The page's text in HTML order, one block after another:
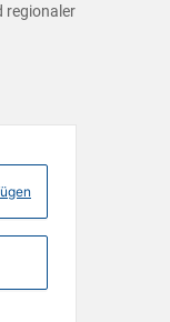
regionaler